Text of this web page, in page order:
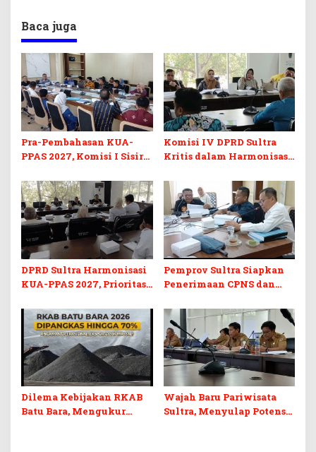
Baca juga
Pra-Pembahasan KUA-
PPAS 2027, Komisi I Sisir
Berkelanjutan
Komisi IV DPRD Sultra
Kritis dalam Harmonisasi
Perubahan APBD 2026
DPRD Sultra Harmonisasi
KUA-PPAS 2027, Prioritas
dan Pelunasan Utang
Infrastruktur
Pemprov Sultra Siapkan
Penerimaan CPNS dan
Desak Formasi Disabilitas
Dilema Kebijakan RKAB
Batu Bara, Mengukur
Wajah Baru Pariwisata
Sultra, Menyulap Potensi